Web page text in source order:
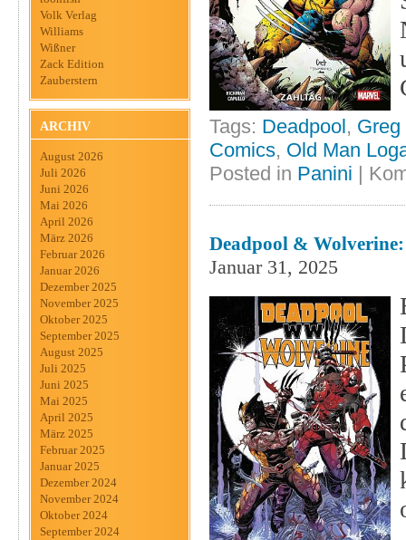
Volk Verlag
Williams
Wißner
Zack Edition
Zauberstern
ARCHIV
August 2026
Juli 2026
Juni 2026
Mai 2026
April 2026
März 2026
Februar 2026
Januar 2026
Dezember 2025
November 2025
Oktober 2025
September 2025
August 2025
Juli 2025
Juni 2025
Mai 2025
April 2025
März 2025
Februar 2025
Januar 2025
Dezember 2024
November 2024
Oktober 2024
September 2024
Tags: Deadpool,
Comics, Old Man
Posted in Panini |
Deadpool &
Januar 31, 2025